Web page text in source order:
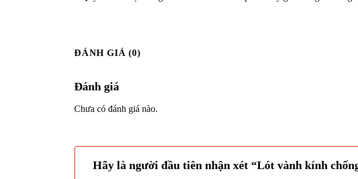
ĐÁNH GIÁ (0)
Đánh giá
Chưa có đánh giá nào.
Hãy là người đầu tiên nhận xét “Lót vành kính